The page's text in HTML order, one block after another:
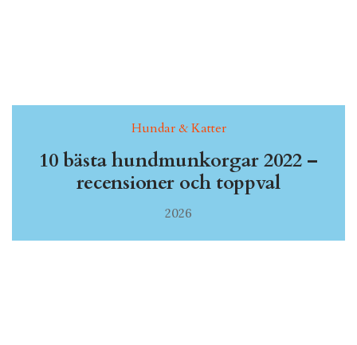
Hundar & Katter
10 bästa hundmunkorgar 2022 –
recensioner och toppval
2026